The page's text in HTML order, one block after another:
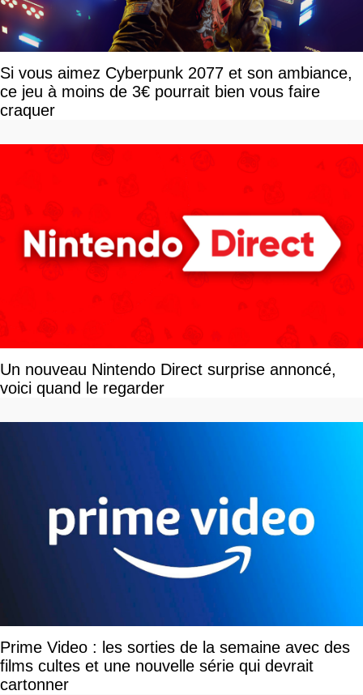
Si vous aimez Cyberpunk 2077 et son ambiance,
ce jeu à moins de 3€ pourrait bien vous faire
craquer
Un nouveau Nintendo Direct surprise annoncé,
voici quand le regarder
Prime Video : les sorties de la semaine avec des
films cultes et une nouvelle série qui devrait
cartonner